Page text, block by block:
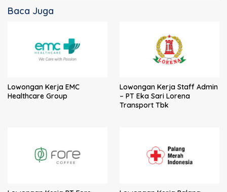
Baca Juga
Lowongan Kerja EMC
Healthcare Group
Lowongan Kerja Staff Admin
– PT Eka Sari Lorena
Transport Tbk